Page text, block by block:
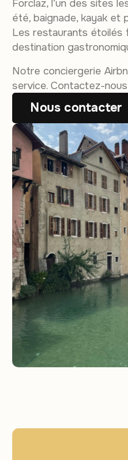
Forclaz, l’un des sites
été, baignade, kayak et
Les restaurants étoilés
destination
Notre conciergerie
service. Contactez-
Nous contacter